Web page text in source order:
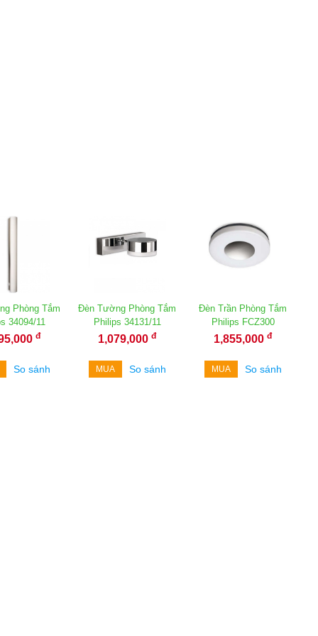
Phòng Tắm
34094/11
đ
So sánh
Đèn Tường Phòng Tắm
Philips 34131/11
1,079,000đ
MUA So sánh
Đèn Trần Phòng Tắm
Philips FCZ300
1,855,000đ
MUA So sánh